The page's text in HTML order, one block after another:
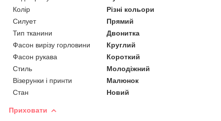
Колір
Різні кольори
Силует
Прямий
Тип тканини
Двонитка
Фасон вирізу горловини
Круглий
Фасон рукава
Короткий
Стиль
Молодіжний
Візерунки і принти
Малюнок
Стан
Новий
Приховати